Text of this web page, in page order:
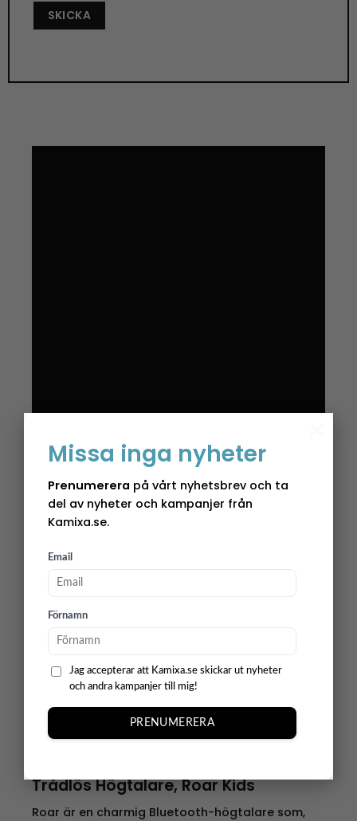
Missa inga nyheter
Prenumerera på vårt nyhetsbrev och ta
del av nyheter och kampanjer från
Kamixa.se.
Email
Förnamn
Jag accepterar att Kamixa.se skickar ut nyheter
och andra kampanjer till mig!
PRENUMERERA
Trådlös Högtalare, Roar Kids
Roar är en charmig Bluetooth-högtalare som,